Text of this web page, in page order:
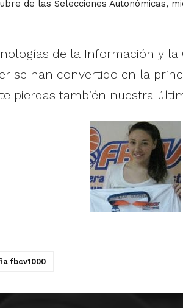
de las Selecciones Autonómicas,
de la Información y
se han convertido en la
pierdas también nuestra
fbcv1000